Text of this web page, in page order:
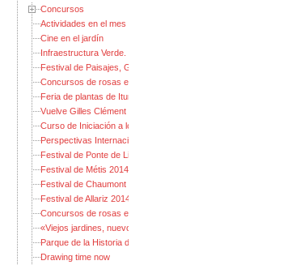
Concursos
Actividades en el mes mundial de la Arquitectura del Paisaje
Cine en el jardín
Infraestructura Verde. Explorando el alcance de un concepto
Festival de Paisajes, Gestos y Jardines 2014
Concursos de rosas en Madrid 2014
Feria de plantas de Iturraran: guía para no perderse
Vuelve Gilles Clément
Curso de Iniciación a los GIS
Perspectivas Internacionales en Diseño de Plantaciones 2013
Festival de Ponte de Lima 2014: Jardines de Fiesta
Festival de Métis 2014
Festival de Chaumont 2014: Jardines de los pecados capitales
Festival de Allariz 2014
Concursos de rosas en Madrid 2013
«Viejos jardines, nuevos parques» 2013
Parque de la Historia de Bjørvika
Drawing time now